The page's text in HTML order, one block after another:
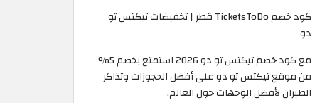
كود خصم TicketsToDo قطر | تخفيضات تيكتس تو
دو
مع كود خصم تيكتس تو دو 2026 استمتع بخصم 5%
من موقع تيكتس تو دو على أفضل الحجوزات وتذاكر
الطيران لأفضل الوجهات حول العالم.